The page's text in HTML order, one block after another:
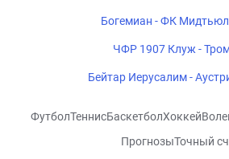
Богемиан - ФК
ЧФР 1907 Клуж -
Бейтар Иерусалим -
ФутболТеннисБаскетболХоккей
ПрогнозыТочный